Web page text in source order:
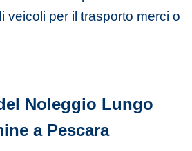
veicoli per il trasporto merci o
Noleggio Lungo
a Pescara